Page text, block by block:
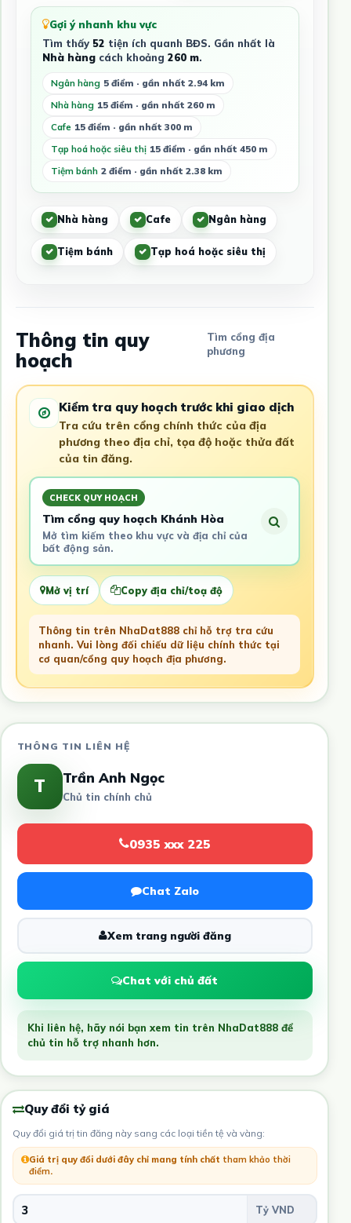
Gợi ý nhanh khu vực
Tìm thấy 52 tiện ích quanh BĐS. Gần nhất là
Nhà hàngcách khoảng 260 m.
Ngân hàng 5 điểm · gần nhất 2.94 km
Nhà hàng 15 điểm · gần nhất 260 m
Cafe 15 điểm · gần nhất 300 m
Tạp hoá hoặc siêu thị 15 điểm · gần nhất 450 m
Tiệm bánh 2 điểm · gần nhất 2.38 km
Nhà hàng Cafe Ngân hàng
Tiệm bánh Tạp hoá hoặc siêu thị
Thông tin quy
hoạch
Tìm cổng địa
phương
Kiểm tra quy hoạch trước khi giao dịch
Tra cứu trên cổng chính thức của địa
phương theo địa chỉ, tọa độ hoặc thửa đất
của tin đăng.
CHECK QUY HOẠCH
Tìm cổng quy hoạch Khánh Hòa
Mở tìm kiếm theo khu vực và địa chỉ của
bất động sản.
Mở vị trí Copy địa chỉ/toạ độ
Thông tin trên NhaDat888 chỉ hỗ trợ tra cứu
nhanh. Vui lòng đối chiếu dữ liệu chính thức tại
cơ quan/cổng quy hoạch địa phương.
THÔNG TIN LIÊN HỆ
T Trần Anh Ngọc
Chủ tin chính chủ
0935 xxx 225
Chat Zalo
Xem trang người đăng
Chat với chủ đất
Khi liên hệ, hãy nói bạn xem tin trên NhaDat888 để
chủ tin hỗ trợ nhanh hơn.
Quy đổi tỷ giá
Quy đổi giá trị tin đăng này sang các loại tiền tệ và vàng:
Giá trị quy đổi dưới đây chỉ mang tính chất tham khảo thời
điểm.